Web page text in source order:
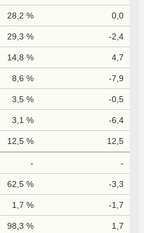
28,2 % 0,0
29,3 % -2,4
14,8 % 4,7
8,6 % -7,9
3,5 % -0,5
3,1 % -6,4
12,5 % 12,5
- -
62,5 % -3,3
1,7 % -1,7
98,3 % 1,7